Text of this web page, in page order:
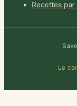
Recettes par
Le